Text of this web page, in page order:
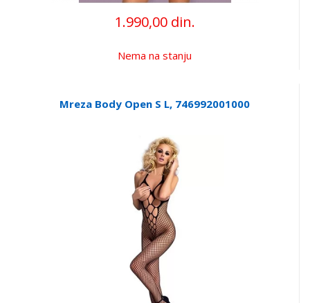
1.990,00 din.
Nema na stanju
Mreza Body Open S L, 746992001000